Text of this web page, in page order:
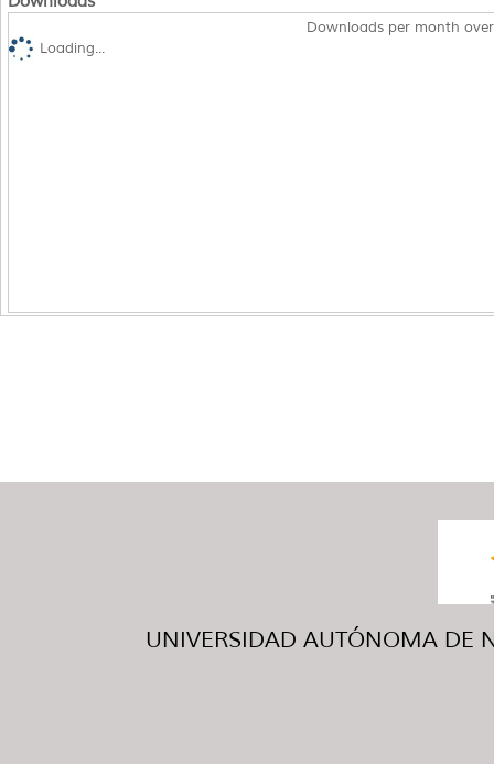
Downloads per month
Loading...
UNIVERSIDAD AUTÓNOMA DE